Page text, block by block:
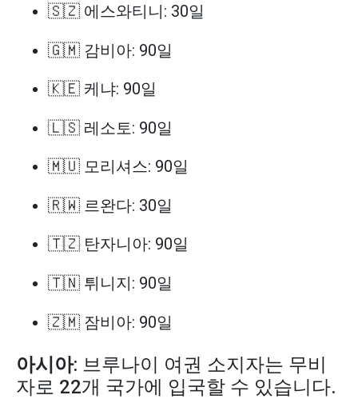
🇸🇿 에스와티니: 30일
🇬🇲 감비아: 90일
🇰🇪 케냐: 90일
🇱🇸 레소토: 90일
🇲🇺 모리셔스: 90일
🇷🇼 르완다: 30일
🇹🇿 탄자니아: 90일
🇹🇳 튀니지: 90일
🇿🇲 잠비아: 90일
아시아: 브루나이 여권 소지자는 무비
자로 22개 국가에 입국할 수 있습니다.